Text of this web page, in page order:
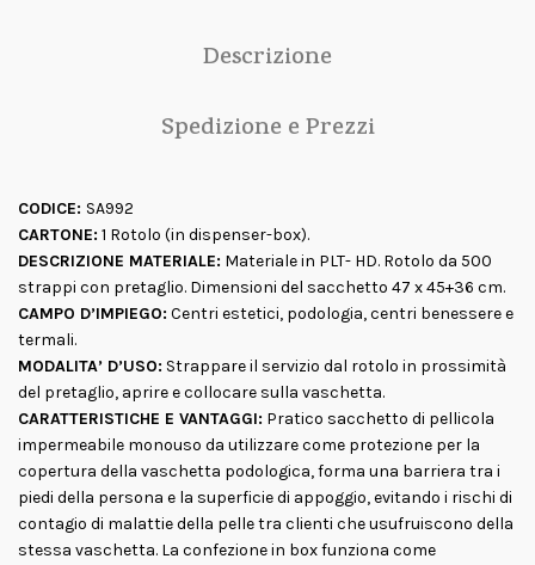
Descrizione
Spedizione e Prezzi
CODICE: SA992
CARTONE: 1 Rotolo (in dispenser-box).
DESCRIZIONE MATERIALE: Materiale in PLT- HD. Rotolo da 500
strappi con pretaglio. Dimensioni del sacchetto 47 x 45+36 cm.
CAMPO D’IMPIEGO: Centri estetici, podologia, centri benessere e
termali.
MODALITA’ D’USO: Strappare il servizio dal rotolo in prossimità
del pretaglio, aprire e collocare sulla vaschetta.
CARATTERISTICHE E VANTAGGI: Pratico sacchetto di pellicola
impermeabile monouso da utilizzare come protezione per la
copertura della vaschetta podologica, forma una barriera tra i
piedi della persona e la superficie di appoggio, evitando i rischi di
contagio di malattie della pelle tra clienti che usufruiscono della
stessa vaschetta. La confezione in box funziona come